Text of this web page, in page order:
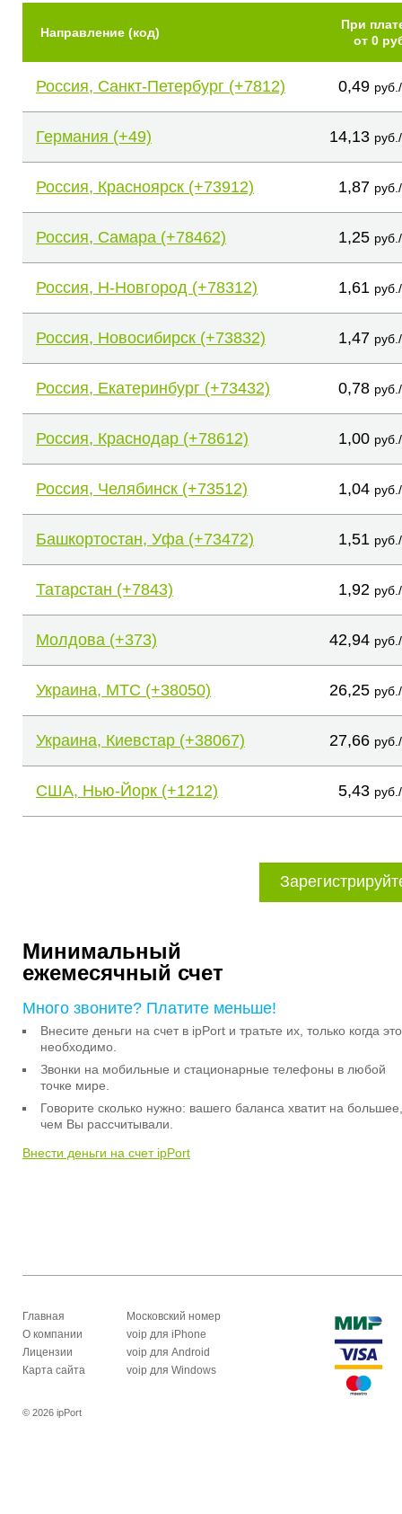
Направление (код)
При
от 0
Россия, Санкт-Петербург (+7812) 0,49
Германия (+49) 14,13
Россия, Красноярск (+73912) 1,87
Россия, Самара (+78462) 1,25
Россия, Н-Новгород (+78312) 1,61
Россия, Новосибирск (+73832) 1,47
Россия, Екатеринбург (+73432) 0,78
Россия, Краснодар (+78612) 1,00
Россия, Челябинск (+73512) 1,04
Башкортостан, Уфа (+73472) 1,51
Татарстан (+7843) 1,92
Молдова (+373) 42,94
Украина, МТС (+38050) 26,25
Украина, Киевстар (+38067) 27,66
США, Нью-Йорк (+1212) 5,43
Минимальный
ежемесячный счет
Много звоните? Платите меньше!
Внесите деньги на счет в ipPort и тратьте их, только когда это
необходимо.
Звонки на мобильные и стационарные телефоны в любой
точке мире.
Говорите сколько нужно: вашего баланса хватит на большее,
чем Вы рассчитывали.
Внести деньги на счет ipPort
Главная
О компании
Лицензии
Карта сайта
Московский номер
voip для iPhone
voip для Android
voip для Windows
© 2026 ipPort